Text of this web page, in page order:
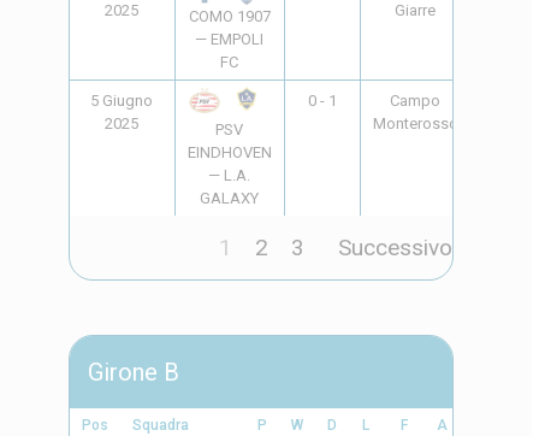
2025
COMO 1907
— EMPOLI
FC
Giarre
5 Giugno
2025
PSV
EINDHOVEN
— L.A.
GALAXY
0 - 1
Campo
Monterosso
1 2 3 Successivo
Girone B
Pos Squadra P W D L F A